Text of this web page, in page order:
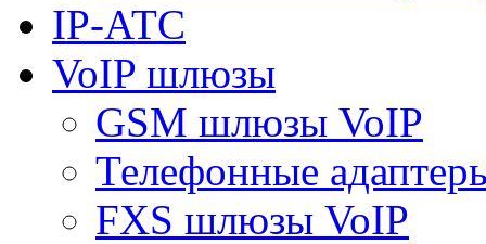
IP-АТС
VoIP шлюзы
GSM шлюзы VoIP
Телефонные
FXS шлюзы VoIP